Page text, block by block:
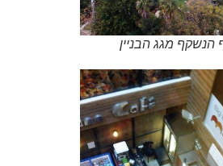
הנשקף מגג הבניין